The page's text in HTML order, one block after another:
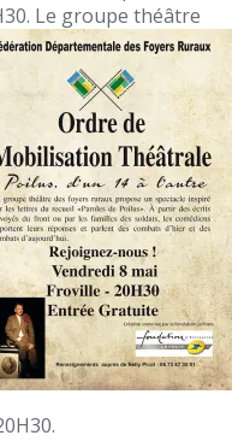
Le groupe théâtre